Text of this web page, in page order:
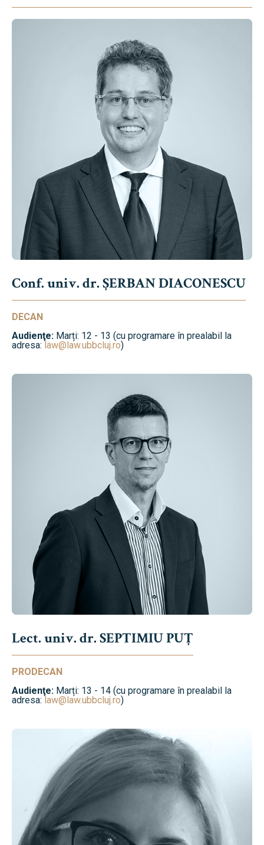
Conf. univ. dr. ȘERBAN DIACONESCU
DECAN
Audienţe: Marți: 12 - 13 (cu programare în prealabil la
adresa:law@law.ubbcluj.ro)
Lect. univ. dr. SEPTIMIU PUȚ
PRODECAN
Audienţe: Marți: 13 - 14 (cu programare în prealabil la
adresa:law@law.ubbcluj.ro)